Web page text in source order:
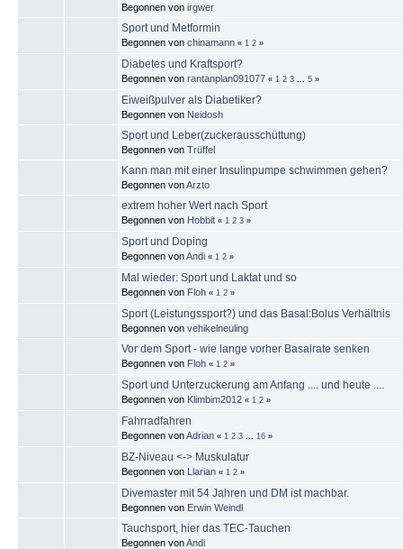
Begonnen von irgwer
Sport und Metformin
Begonnen von chinamann « 1 2 »
Diabetes und Kraftsport?
Begonnen von rantanplan091077 « 1 2 3 5 »
Eiweißpulver als Diabetiker?
Begonnen von Neidosh
Sport und Leber(zuckerausschüttung)
Begonnen von Trüffel
Kann man mit einer Insulinpumpe schwimmen gehen?
Begonnen vonArzto
extrem hoher Wert nach Sport
Begonnen von Hobbit « 1 2 3 »
Sport und Doping
Begonnen vonAndi « 1 2 »
Mal wieder: Sport und Laktat und so
Begonnen von Floh « 1 2 »
Sport (Leistungssport?) und das Basal:Bolus Verhältnis
Begonnen von vehikelneuling
Vor dem Sport - wie lange vorher Basalrate senken
Begonnen von Floh « 1 2 »
Sport und Unterzuckerung am Anfang .... und heute ....
Begonnen von Klimbim2012 « 1 2 »
Fahrradfahren
Begonnen vonAdrian « 1 2 3 16 »
BZ-Niveau <-> Muskulatur
Begonnen von Llarian « 1 2 »
Divemaster mit 54 Jahren und DM ist machbar.
Begonnen von Erwin Weindl
Tauchsport, hier das TEC-Tauchen
Begonnen vonAndi